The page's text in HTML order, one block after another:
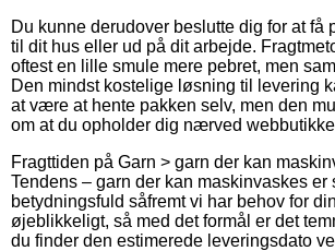
Du kunne derudover beslutte dig for at få
til dit hus eller ud på dit arbejde.
oftest en lille smule mere pebret, men
Den mindst kostelige løsning til levering
at være at hente pakken selv, men den
om at du opholder dig nærved
Fragttiden på Garn > garn der kan
Tendens – garn der kan maskinvaskes er
betydningsfuld såfremt vi har behov for
øjeblikkeligt, så med det formål er det
du finder den estimerede leveringsdato